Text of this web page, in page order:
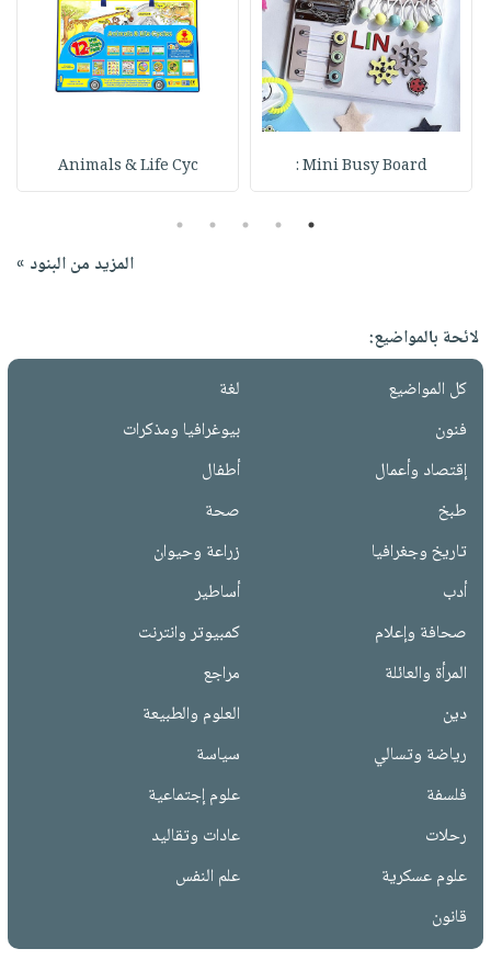
Mini Busy Board :
Animals & Life Cyc
1
2
3
4
5
المزيد من البنود »
لائحة بالمواضيع:
كل المواضيع
لغة
فنون
بيوغرافيا ومذكرات
إقتصاد وأعمال
أطفال
طبخ
صحة
تاريخ وجغرافيا
زراعة وحيوان
أدب
أساطير
صحافة وإعلام
كمبيوتر وانترنت
المرأة والعائلة
مراجع
دين
العلوم والطبيعة
رياضة وتسالي
سياسة
فلسفة
علوم إجتماعية
رحلات
عادات وتقاليد
علوم عسكرية
علم النفس
قانون